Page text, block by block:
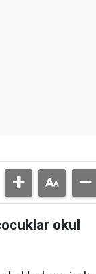
okul